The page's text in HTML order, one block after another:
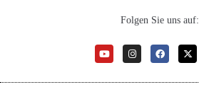
Folgen Sie uns auf: